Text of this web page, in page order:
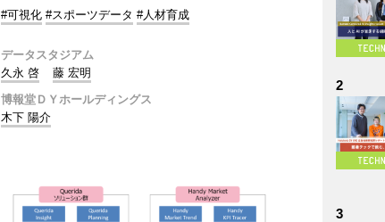
#可視化 #スポーツデータ #人材育成
データスタジアム
久永 啓
藤 宏明
博報堂ＤＹホールディングス
木下 陽介
2
3